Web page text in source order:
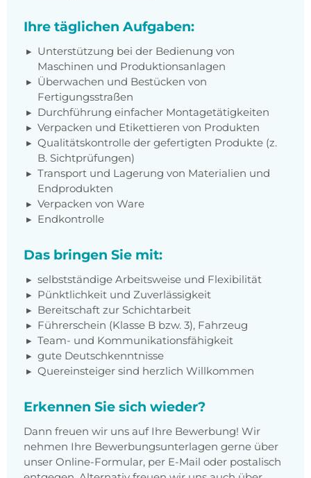
Ihre täglichen Aufgaben:
Unterstützung bei der Bedienung von
Maschinen und Produktionsanlagen
Überwachen und Bestücken von
Fertigungsstraßen
Durchführung einfacher Montagetätigkeiten
Verpacken und Etikettieren von Produkten
Qualitätskontrolle der gefertigten Produkte (z.
B. Sichtprüfungen)
Transport und Lagerung von Materialien und
Endprodukten
Verpacken von Ware
Endkontrolle
Das bringen Sie mit:
selbstständige Arbeitsweise und Flexibilität
Pünktlichkeit und Zuverlässigkeit
Bereitschaft zur Schichtarbeit
Führerschein (Klasse B bzw. 3), Fahrzeug
Team- und Kommunikationsfähigkeit
gute Deutschkenntnisse
Quereinsteiger sind herzlich Willkommen
Erkennen Sie sich wieder?
Dann freuen wir uns auf Ihre Bewerbung! Wir
nehmen Ihre Bewerbungsunterlagen gerne über
unser Online-Formular, per E-Mail oder postalisch